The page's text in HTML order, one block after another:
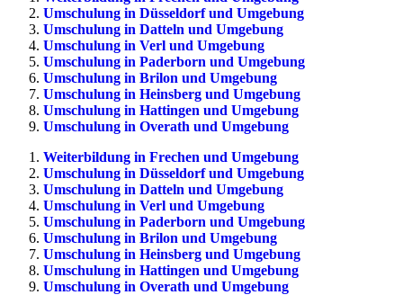
Umschulung in Düsseldorf und Umgebung
Umschulung in Datteln und Umgebung
Umschulung in Verl und Umgebung
Umschulung in Paderborn und Umgebung
Umschulung in Brilon und Umgebung
Umschulung in Heinsberg und Umgebung
Umschulung in Hattingen und Umgebung
Umschulung in Overath und Umgebung
Weiterbildung in Frechen und Umgebung
Umschulung in Düsseldorf und Umgebung
Umschulung in Datteln und Umgebung
Umschulung in Verl und Umgebung
Umschulung in Paderborn und Umgebung
Umschulung in Brilon und Umgebung
Umschulung in Heinsberg und Umgebung
Umschulung in Hattingen und Umgebung
Umschulung in Overath und Umgebung